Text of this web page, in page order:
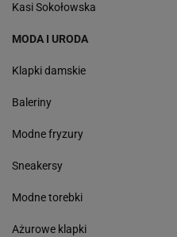
Kasi Sokołowska
MODA I URODA
Klapki damskie
Baleriny
Modne fryzury
Sneakersy
Modne torebki
Ażurowe klapki